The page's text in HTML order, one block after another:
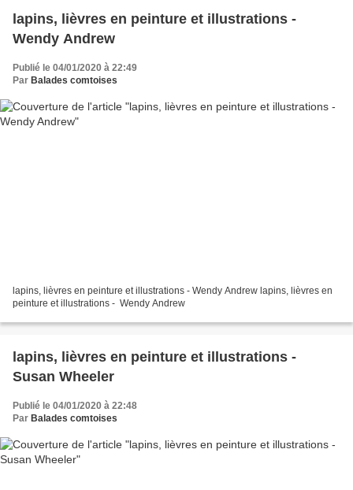
lapins, lièvres en peinture et illustrations -
Wendy Andrew
Publié le 04/01/2020 à 22:49
Par Balades comtoises
lapins, lièvres en peinture et illustrations - Wendy Andrew lapins, lièvres en
peinture et illustrations - Wendy Andrew
lapins, lièvres en peinture et illustrations -
Susan Wheeler
Publié le 04/01/2020 à 22:48
Par Balades comtoises